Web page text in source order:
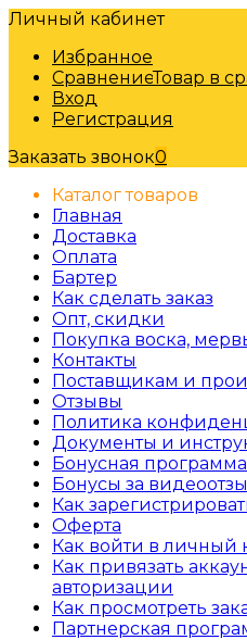
Личный кабинет
Избранное
СравнениеТовар в
Вход
Регистрация
Заказать звонок0
Каталог товаров
Главная
Доставка
Оплата
Бартер
Как сделать заказ
Опт, скидки
Покупка воска,
Контакты
Поставщикам и
Отзывы
Политика
Документы и
Бонусная программа
Бонусы за
Как
Оферта
Как войти в личный
Как привязать
авторизации
Как просмотреть
Партнерская